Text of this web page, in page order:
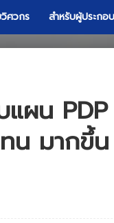
ศวกร สำหรับผู้ประกอ
ผน PDP
มากขึ้